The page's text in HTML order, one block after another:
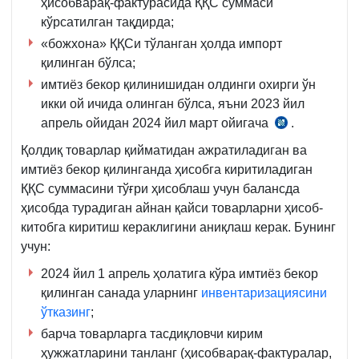
ҳисобварақ-фактурасида ҚҚС суммаси
кўрсатилган тақдирда;
«божхона» ҚҚСи тўланган ҳолда импорт
қилинган бўлса;
имтиёз бекор қилинишидан олдинги охирги ўн
икки ой ичида олинган бўлса, яъни 2023 йил
апрель ойидан 2024 йил март ойигача
СК
269-
м.
3-
қ.
.
Қолдиқ товарлар қийматидан ажратиладиган ва
имтиёз бекор қилинганда ҳисобга киритиладиган
ҚҚС суммасини тўғри ҳисоблаш учун балансда
ҳисобда турадиган айнан қайси товарларни ҳисоб-
китобга киритиш кераклигини аниқлаш керак. Бунинг
учун:
2024 йил 1 апрель ҳолатига кўра имтиёз бекор
қилинган санада уларнинг инвентаризациясини
ўтказинг;
барча товарларга тасдиқловчи кирим
ҳужжатларини танланг (ҳисобварақ-фактуралар,